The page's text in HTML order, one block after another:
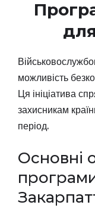
можливість
Ця ініціатива
захисникам
період.
Основні